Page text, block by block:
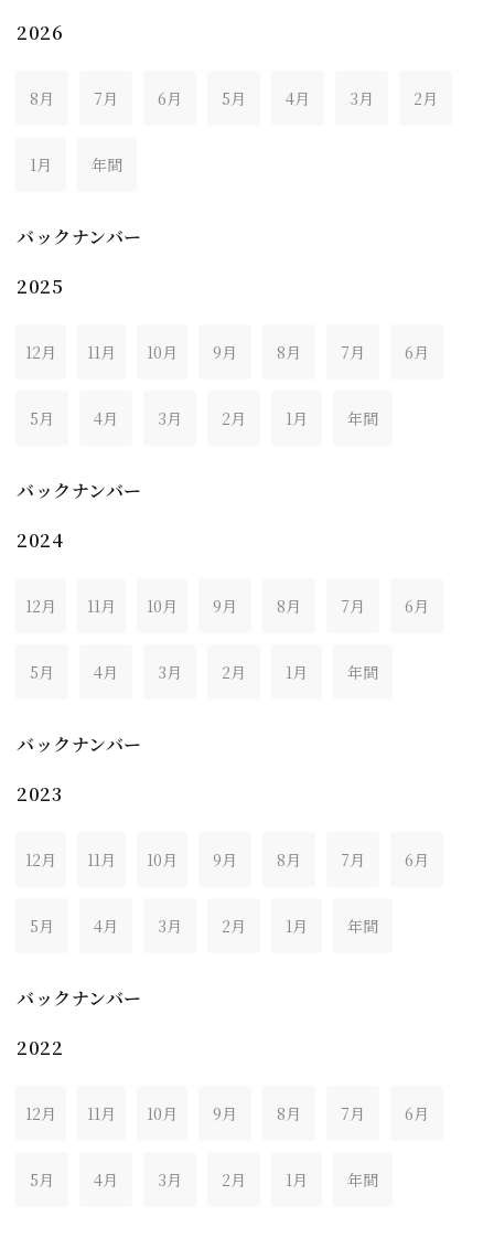
2026
8月 7月 6月 5月 4月 3月 2月
1月 年間
バックナンバー
2025
12月 11月 10月 9月 8月 7月 6月
5月 4月 3月 2月 1月 年間
バックナンバー
2024
12月 11月 10月 9月 8月 7月 6月
5月 4月 3月 2月 1月 年間
バックナンバー
2023
12月 11月 10月 9月 8月 7月 6月
5月 4月 3月 2月 1月 年間
バックナンバー
2022
12月 11月 10月 9月 8月 7月 6月
5月 4月 3月 2月 1月 年間